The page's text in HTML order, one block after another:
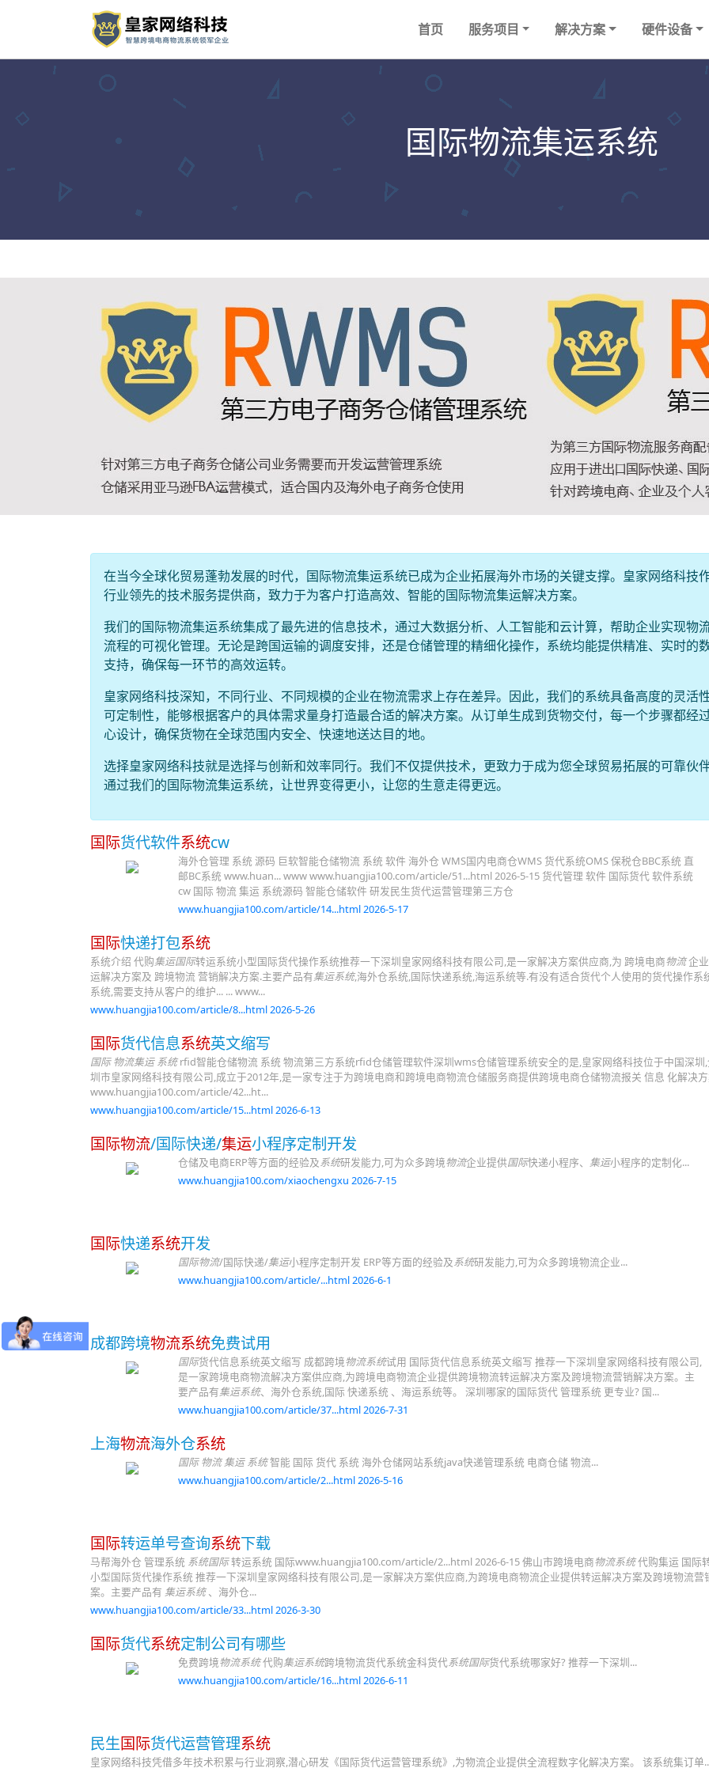
首页 服务项目 解决方案 硬件设备
国际物流集运系统
在当今全球化贸易蓬勃发展的时代，国际物流集运系统已成为企业拓展海外市场的关键支撑。皇家网络科技
行业领先的技术服务提供商，致力于为客户打造高效、智能的国际物流集运解决方案。
我们的国际物流集运系统集成了最先进的信息技术，通过大数据分析、人工智能和云计算，帮助企业实现物
流程的可视化管理。无论是跨国运输的调度安排，还是仓储管理的精细化操作，系统均能提供精准、实时的
支持，确保每一环节的高效运转。
皇家网络科技深知，不同行业、不同规模的企业在物流需求上存在差异。因此，我们的系统具备高度的灵活
可定制性，能够根据客户的具体需求量身打造最合适的解决方案。从订单生成到货物交付，每一个步骤都经
心设计，确保货物在全球范围内安全、快速地送达目的地。
选择皇家网络科技就是选择与创新和效率同行。我们不仅提供技术，更致力于成为您全球贸易拓展的可靠伙伴
通过我们的国际物流集运系统，让世界变得更小，让您的生意走得更远。
国际货代软件系统cw
海外仓管理 系统 源码 巨软智能仓储物流 系统 软件 海外仓 WMS国内电商仓WMS 货代系统OMS 保税仓BBC系统 直
邮BC系统 www.huan... www www.huangjia100.com/article/51...html 2026-5-15 货代管理 软件 国际货代 软件系统
cw 国际 物流 集运 系统源码 智能仓储软件 研发民生货代运营管理第三方仓
www.huangjia100.com/article/14...html 2026-5-17
国际快递打包系统
系统介绍 代购集运国际转运系统小型国际货代操作系统推荐一下深圳皇家网络科技有限公司,是一家解决方案供应商,为 跨境电商物流企
运解决方案及 跨境物流 营销解决方案.主要产品有集运系统,海外仓系统,国际快递系统,海运系统等.有没有适合货代个人使用的货代操作系
系统,需要支持从客户的维护... ... www...
www.huangjia100.com/article/8...html 2026-5-26
国际货代信息系统英文缩写
国际 物流集运 系统rfid智能仓储物流 系统 物流第三方系统rfid仓储管理软件深圳wms仓储管理系统安全的是,皇家网络科技位于中国深圳
圳市皇家网络科技有限公司,成立于2012年,是一家专注于为跨境电商和跨境电商物流仓储服务商提供跨境电商仓储物流报关 信息 化解决
www.huangjia100.com/article/42...ht...
www.huangjia100.com/article/15...html 2026-6-13
国际物流/国际快递/集运小程序定制开发
仓储及电商ERP等方面的经验及系统研发能力,可为众多跨境物流企业提供国际快递小程序、 集运小程序的定制化...
www.huangjia100.com/xiaochengxu 2026-7-15
国际快递系统开发
国际物流/国际快递/集运小程序定制开发 ERP等方面的经验及系统研发能力,可为众多跨境物流企业...
www.huangjia100.com/article/...html 2026-6-1
成都跨境物流系统免费试用
国际货代信息系统英文缩写 成都跨境物流系统试用 国际货代信息系统英文缩写 推荐一下深圳皇家网络科技有限公司,
是一家跨境电商物流解决方案供应商,为跨境电商物流企业提供跨境物流转运解决方案及跨境物流营销解决方案。主
要产品有集运系统、海外仓系统,国际 快递系统 、海运系统等。 深圳哪家的国际货代 管理系统 更专业? 国...
www.huangjia100.com/article/37...html 2026-7-31
上海物流海外仓系统
国际 物流 集运 系统智能 国际 货代 系统 海外仓储网站系统java快递管理系统 电商仓储 物流...
www.huangjia100.com/article/2...html 2026-5-16
国际转运单号查询系统下载
马帮海外仓 管理系统 系统国际转运系统 国际www.huangjia100.com/article/2...html 2026-6-15 佛山市跨境电商物流系统代购集运 国际
小型国际货代操作系统 推荐一下深圳皇家网络科技有限公司,是一家解决方案供应商,为跨境电商物流企业提供转运解决方案及跨境物流营
案。主要产品有 集运系统、海外仓...
www.huangjia100.com/article/33...html 2026-3-30
国际货代系统定制公司有哪些
免费跨境物流系统代购集运系统跨境物流货代系统金科货代系统国际货代系统哪家好? 推荐一下深圳...
www.huangjia100.com/article/16...html 2026-6-11
民生国际货代运营管理系统
皇家网络科技凭借多年技术积累与行业洞察,潜心研发《国际货代运营管理系统》,为物流企业提供全流程数字化解决方案。 该系统集订单